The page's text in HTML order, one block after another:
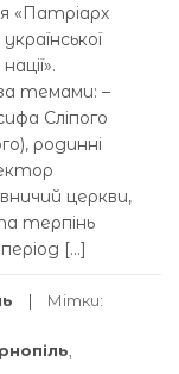
«Патріарх
темами: –
Сліпого
родинні
церкви,
терпінь
[…]
Мітки: